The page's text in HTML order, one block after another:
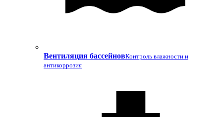
Вентиляция бассейновКонтроль влажности и
антикоррозия